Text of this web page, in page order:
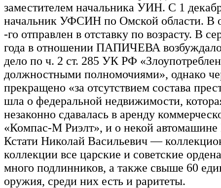
заместителем начальника УИН. С 1
начальник УФСИН по Омской области. В
-го отправлен в отставку по возрасту. В
года в отношении ПАПИЧЕВА
дело по ч. 2 ст. 285 УК РФ
должностными полномочиями», однако
прекращено «за отсутствием состава
шла о федеральной недвижимости,
незаконно сдавалась в аренду
«Компас-М Риэлт», и о некой
Кстати Николай Васильевич —
коллекции все царские и советские
много подлинников, а также свыше 60
оружия, среди них есть и раритеты.